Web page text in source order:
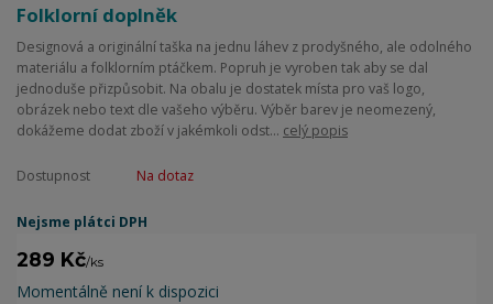
Folklorní doplněk
Designová a originální taška na jednu láhev z prodyšného, ale odolného
materiálu a folklorním ptáčkem. Popruh je vyroben tak aby se dal
jednoduše přizpůsobit. Na obalu je dostatek místa pro vaš logo,
obrázek nebo text dle vašeho výběru. Výběr barev je neomezený,
dokážeme dodat zboží v jakémkoli odst... celý popis
Dostupnost Na dotaz
Nejsme plátci DPH
289 Kč/ks
Momentálně není k dispozici